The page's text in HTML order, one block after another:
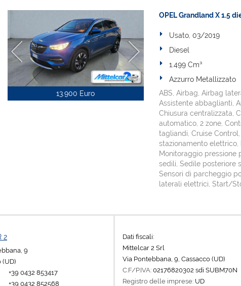
13.900 Euro
OPEL Grandland X 1.5
Usato, 03/2019
Diesel
1.499 Cm³
Azzurro Metallizzato
ABS, Airbag, Airbag
Assistente abbaglianti,
Chiusura centralizzata,
automatico, 2 zone,
tagliandi, Cruise
stazionamento elettrico,
Monitoraggio pressione
sedili, Sedile posteriore
Sensori di parcheggio
laterali elettrici, Start/
2
9
(UD)
+39 0432 853417
+39 0432 852568
Dati fiscali:
Mittelcar 2 Srl
Via Pontebbana, 9, Cassacco (UD)
C.F/P.IVA:02176820302 sdi SUBM70N
Registro delle imprese: UD